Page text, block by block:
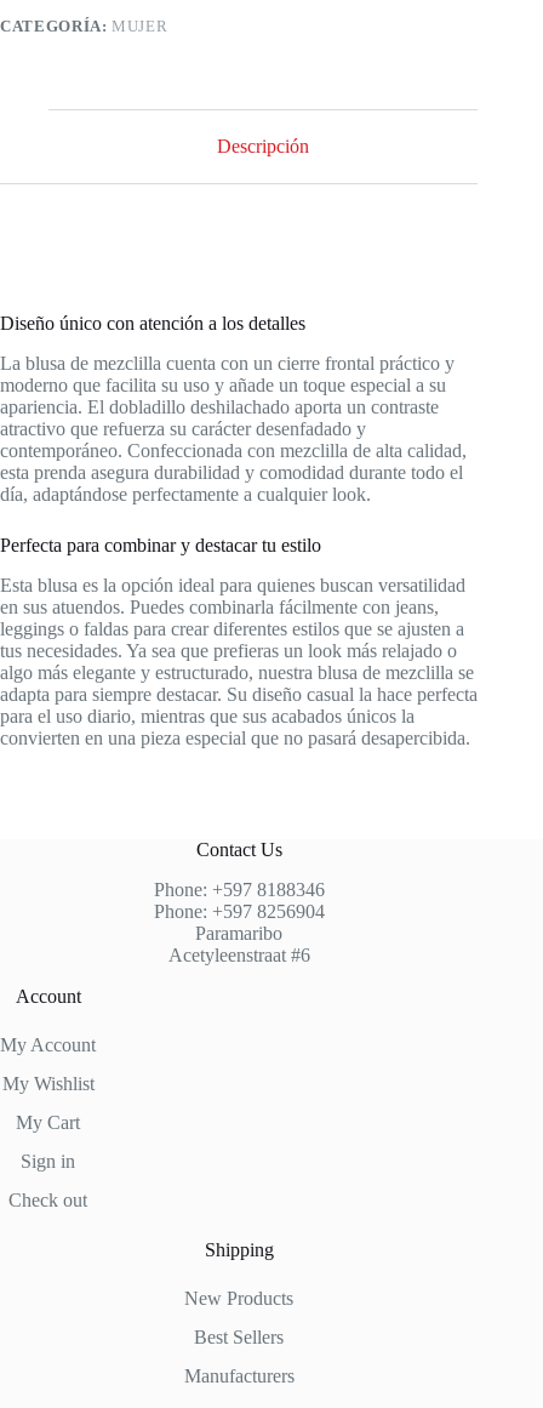
CATEGORÍA:MUJER
Descripción
Diseño único con atención a los detalles
La blusa de mezclilla cuenta con un cierre frontal práctico y
moderno que facilita su uso y añade un toque especial a su
apariencia. El dobladillo deshilachado aporta un contraste
atractivo que refuerza su carácter desenfadado y
contemporáneo. Confeccionada con mezclilla de alta calidad,
esta prenda asegura durabilidad y comodidad durante todo el
día, adaptándose perfectamente a cualquier look.
Perfecta para combinar y destacar tu estilo
Esta blusa es la opción ideal para quienes buscan versatilidad
en sus atuendos. Puedes combinarla fácilmente con jeans,
leggings o faldas para crear diferentes estilos que se ajusten a
tus necesidades. Ya sea que prefieras un look más relajado o
algo más elegante y estructurado, nuestra blusa de mezclilla se
adapta para siempre destacar. Su diseño casual la hace perfecta
para el uso diario, mientras que sus acabados únicos la
convierten en una pieza especial que no pasará desapercibida.
Contact Us
Phone: +597 8188346
Phone: +597 8256904
Paramaribo
Acetyleenstraat #6
Account
My Account
My Wishlist
My Cart
Sign in
Check out
Shipping
New Products
Best Sellers
Manufacturers